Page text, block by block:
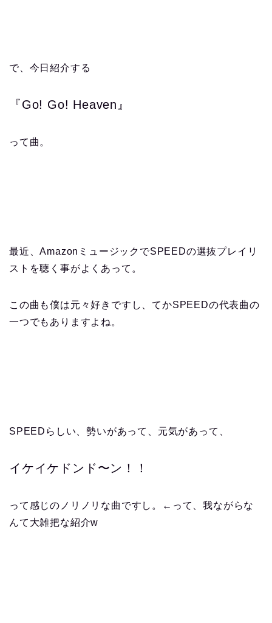
で、今日紹介する
『Go! Go! Heaven』
って曲。
最近、AmazonミュージックでSPEEDの選抜プレイリ
ストを聴く事がよくあって。
この曲も僕は元々好きですし、てかSPEEDの代表曲の
一つでもありますよね。
SPEEDらしい、勢いがあって、元気があって、
イケイケドンド〜ン！！
って感じのノリノリな曲ですし。←って、我ながらな
んて大雑把な紹介w